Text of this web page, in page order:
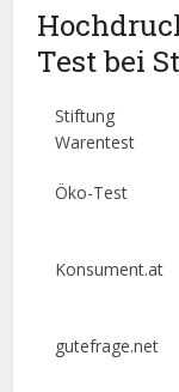
Test bei
Stiftung
Warentest
Öko-Test
Konsument.at
gutefrage.net